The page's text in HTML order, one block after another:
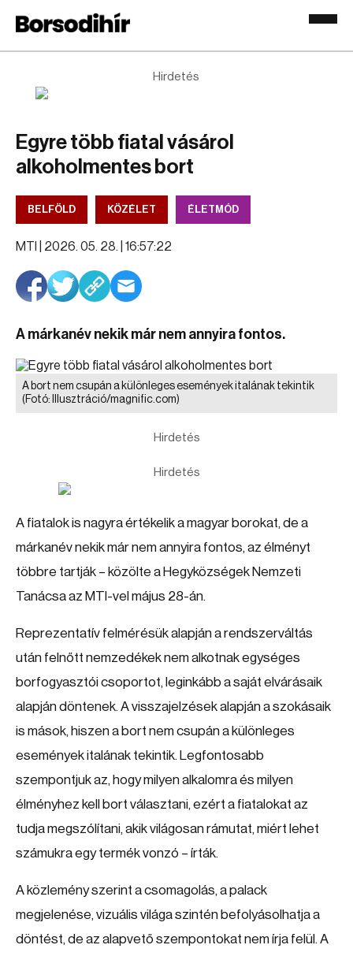
Hirdetés
Egyre több fiatal vásárol
alkoholmentes bort
BELFÖLD KÖZÉLET ÉLETMÓD
MTI | 2026. 05. 28. | 16:57:22
A márkanév nekik már nem annyira fontos.
A bort nem csupán a különleges események italának tekintik
(Fotó: Illusztráció/magnific.com)
Hirdetés
Hirdetés
A fiatalok is nagyra értékelik a magyar borokat, de a
márkanév nekik már nem annyira fontos, az élményt
többre tartják – közölte a Hegyközségek Nemzeti
Tanácsa az MTI-vel május 28-án.
Reprezentatív felmérésük alapján a rendszerváltás
után felnőtt nemzedékek nem alkotnak egységes
borfogyasztói csoportot, leginkább a saját elvárásaik
alapján döntenek. A visszajelzések alapján a szokásaik
is mások, hiszen a bort nem csupán a különleges
események italának tekintik. Legfontosabb
szempontjuk az, hogy milyen alkalomra és milyen
élményhez kell bort választani, ezért a fiatalokat az
tudja megszólítani, akik világosan rámutat, miért lehet
számukra egy termék vonzó – írták.
A közlemény szerint a csomagolás, a palack
megjelenése, vizuális világa szintén befolyásolhatja a
döntést, de az alapvető szempontokat nem írja felül. A